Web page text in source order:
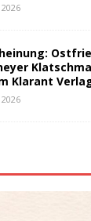
Klarant